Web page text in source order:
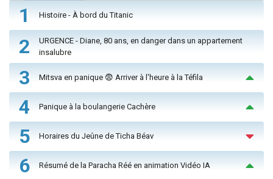
1 Histoire - À bord du Titanic
2
URGENCE - Diane, 80 ans, en danger dans un appartement
insalubre
3 Mitsva en panique 😨 Arriver à l'heure à la Téfila
4 Panique à la boulangerie Cachère
5 Horaires du Jeûne de Ticha Béav
6 Résumé de la Paracha Réé en animation Vidéo IA